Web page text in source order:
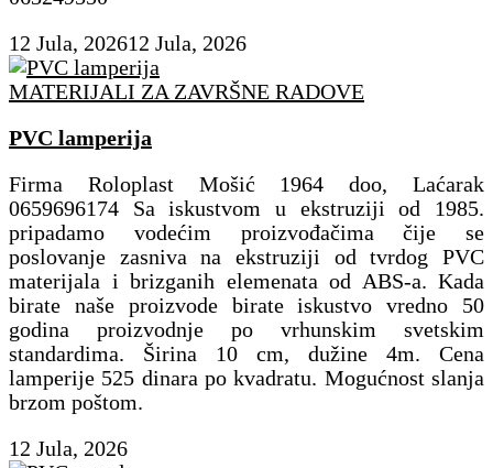
12 Jula, 202612 Jula, 2026
MATERIJALI ZA ZAVRŠNE RADOVE
PVC lamperija
Firma Roloplast Mošić 1964 doo, Laćarak
0659696174 Sa iskustvom u ekstruziji od 1985.
pripadamo vodećim proizvođačima čije se
poslovanje zasniva na ekstruziji od tvrdog PVC
materijala i brizganih elemenata od ABS-a. Kada
birate naše proizvode birate iskustvo vredno 50
godina proizvodnje po vrhunskim svetskim
standardima. Širina 10 cm, dužine 4m. Cena
lamperije 525 dinara po kvadratu. Mogućnost slanja
brzom poštom.
12 Jula, 2026